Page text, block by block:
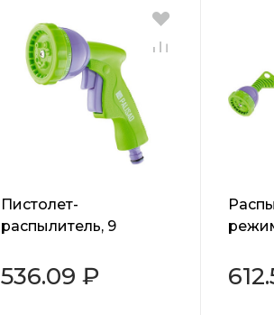
Пистолет-
распылитель, 9
металлический
536.09 ₽